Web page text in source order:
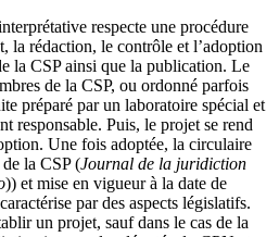
respecte une procédure
la rédaction, le contrôle et l’adoption
la CSP ainsi que la publication. Le
de la CSP, ou ordonné parfois
préparé par un laboratoire spécial et
responsable. Puis, le projet se rend
Une fois adoptée, la circulaire
la CSP (Journal de la juridiction
)) et mise en vigueur à la date de
par des aspects législatifs.
un projet, sauf dans le cas de la